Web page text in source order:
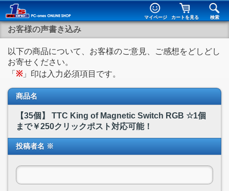
マイページ カートを見る 検索
お客様の声書き込み
以下の商品について、お客様のご意見、ご感想をどしどし
お寄せください。
「 ※」印は入力必須項目です。
商品名
【35個】 TTC King of Magnetic Switch RGB ☆1個
まで￥250クリックポスト対応可能！
投稿者名 ※